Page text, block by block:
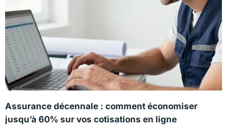
Assurance décennale : comment économiser
jusqu’à 60% sur vos cotisations en ligne